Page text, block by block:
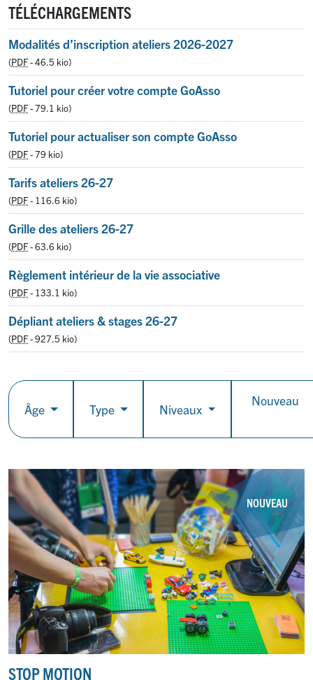
TÉLÉCHARGEMENTS
Modalités d’inscription ateliers 2026-2027
(PDF-46.5 kio)
Tutoriel pour créer votre compte GoAsso
(PDF-79.1 kio)
Tutoriel pour actualiser son compte GoAsso
(PDF-79 kio)
Tarifs ateliers 26-27
(PDF- 116.6 kio)
Grille des ateliers 26-27
(PDF-63.6 kio)
Règlement intérieur de la vie associative
(PDF- 133.1 kio)
Dépliant ateliers & stages 26-27
(PDF-927.5 kio)
Âge Type Niveaux
Nouveau
NOUVEAU
STOP MOTION